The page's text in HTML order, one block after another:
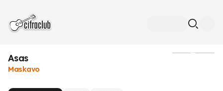
Asas
Maskavo